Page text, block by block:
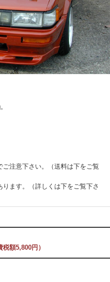
注意下さい。（送料は下をご覧
ます。（詳しくは下をご覧下さ
額5,800円）